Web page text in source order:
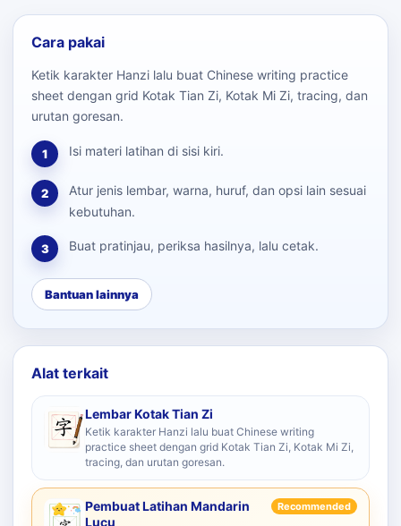
Cara pakai
Ketik karakter Hanzi lalu buat Chinese writing practice
sheet dengan grid Kotak Tian Zi, Kotak Mi Zi, tracing, dan
urutan goresan.
1 Isi materi latihan di sisi kiri.
2
Atur jenis lembar, warna, huruf, dan opsi lain sesuai
kebutuhan.
3 Buat pratinjau, periksa hasilnya, lalu cetak.
Bantuan lainnya
Alat terkait
Lembar Kotak Tian Zi
Ketik karakter Hanzi lalu buat Chinese writing
practice sheet dengan grid Kotak Tian Zi, Kotak Mi Zi,
tracing, dan urutan goresan.
Pembuat Latihan Mandarin
Lucu
Recommended